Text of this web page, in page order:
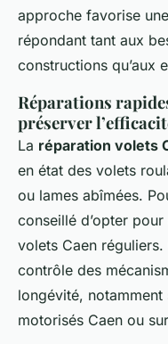
approche favorise
répondant tant aux
constructions qu’aux
Réparations
préserver
La réparation volets
en état des volets
ou lames abîmées.
conseillé d’opter
volets Caen
contrôle des
longévité,
motorisés Caen ou